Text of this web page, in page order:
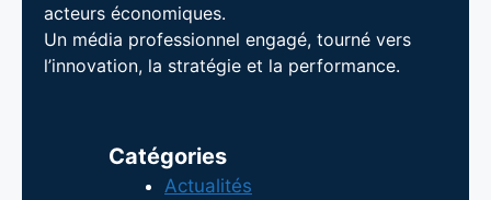
acteurs économiques.
Un média professionnel engagé, tourné vers
l’innovation, la stratégie et la performance.
Catégories
Actualités